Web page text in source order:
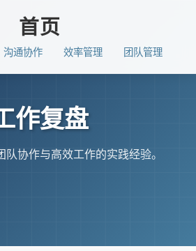
首页
沟通协作 效率管理 团队管理
作复盘
协作与高效工作的实践经验。